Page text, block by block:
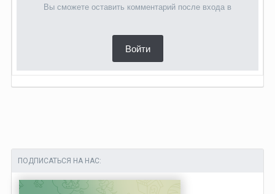
Вы сможете оставить комментарий после входа в
Войти
ПОДПИСАТЬСЯ НА НАС: